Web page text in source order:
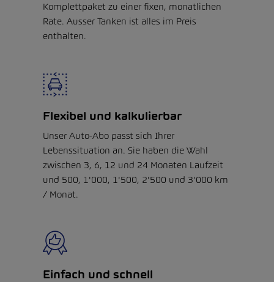
Komplettpaket zu einer fixen, monatlichen
Rate. Ausser Tanken ist alles im Preis
enthalten.
Flexibel und kalkulierbar
Unser Auto-Abo passt sich Ihrer
Lebenssituation an. Sie haben die Wahl
zwischen 3, 6, 12 und 24 Monaten Laufzeit
und 500, 1'000, 1'500, 2'500 und 3'000 km
/ Monat.
Einfach und schnell